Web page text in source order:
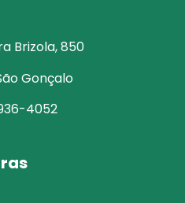
Brizola, 850
Gonçalo
4052